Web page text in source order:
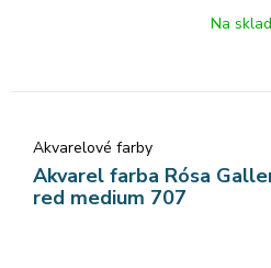
farby. Rosa akvarelové farby
Na
Akvarelové farby
Akvarel farba Rósa
red medium 707